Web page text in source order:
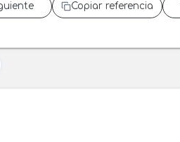
Copiar referencia